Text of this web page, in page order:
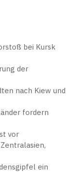
bei Kursk
der
nach Kiew und
fordern
vor
ein